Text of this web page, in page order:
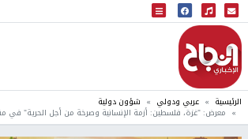
البث المباشر
إذاعة النجاح
الرئيسية عربي ودولي شؤون دولية
معرض: "غزة، فلسطين: أزمة الإنسانية وصرخة من أجل الحرية" في